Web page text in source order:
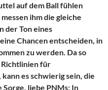
auf dem Ball fühlen
ihm die gleiche
der Ton eines
Chancen entscheiden, in
zu werden. Da so
für
es schwierig sein, die
liebe PNMs: In